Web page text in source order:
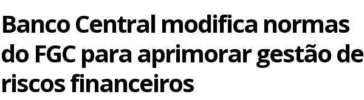
Banco Central modifica normas
do FGC para aprimorar gestão de
riscos financeiros